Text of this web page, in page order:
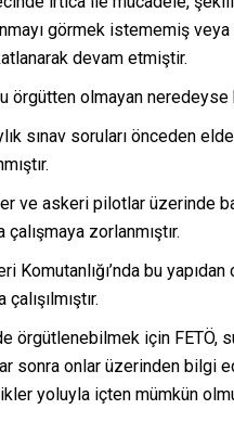
görmek istememiş
devam etmiştir.
örgütten olmayan
sınav soruları önceden
ve askeri pilotlar üzerinde
çalışmaya zorlanmıştır.
Komutanlığı’nda bu
örgütlenebilmek için FETÖ,
sonra onlar üzerinden bilgi
yoluyla içten mümkün